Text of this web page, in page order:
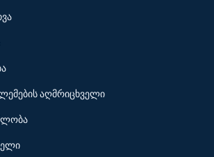
აღმრიცხველი